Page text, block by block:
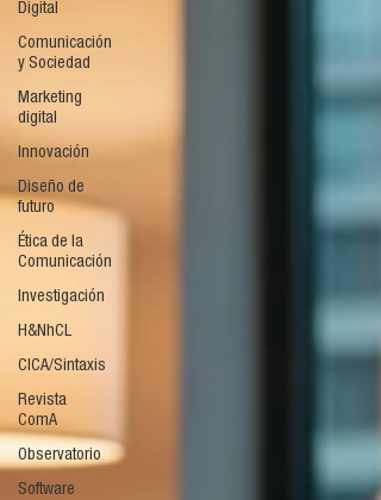
Digital
Comunicación
y Sociedad
Marketing
digital
Innovación
Diseño de
futuro
Ética de la
Comunicación
Investigación
H&NhCL
CICA/Sintaxis
Revista
ComA
Observatorio
Software